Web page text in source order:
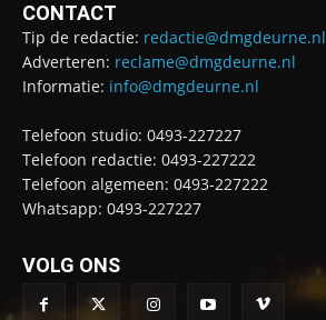
CONTACT
Tip de redactie: redactie@dmgdeurne.nl
Adverteren: reclame@dmgdeurne.nl
Informatie: info@dmgdeurne.nl
Telefoon studio: 0493-227227
Telefoon redactie: 0493-227222
Telefoon algemeen: 0493-227222
Whatsapp: 0493-227227
VOLG ONS